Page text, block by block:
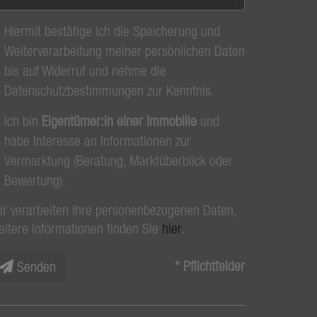
Hiermit bestätige ich die Speicherung und
Weiterverarbeitung meiner persönlichen Daten
bis auf Widerruf und nehme die
Datenschutzbestimmungen zur Kenntnis.
Ich bin Eigentümer:in einer Immobilie und
habe Interesse an Informationen zur
Vermarktung (Beratung, Marktüberblick oder
Bewertung).
verarbeiten Ihre personenbezogenen Daten,
Informationen finden Sie hier.
Senden * Pflichtfelder